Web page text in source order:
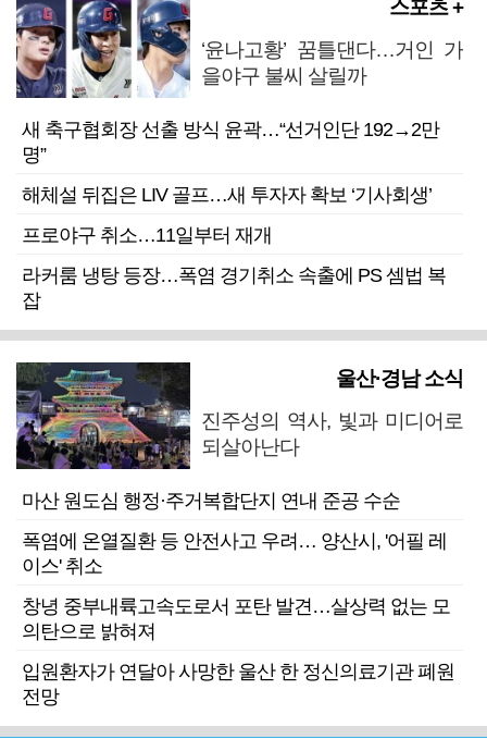
스포츠 +
‘윤나고황’ 꿈틀댄다…거인 가
을야구 불씨 살릴까
새 축구협회장 선출 방식 윤곽…“선거인단 192→2만
명”
해체설 뒤집은 LIV 골프…새 투자자 확보 ‘기사회생’
프로야구 취소…11일부터 재개
라커룸 냉탕 등장…폭염 경기취소 속출에 PS 셈법 복
잡
울산·경남 소식
진주성의 역사, 빛과 미디어로
되살아난다
마산 원도심 행정·주거복합단지 연내 준공 수순
폭염에 온열질환 등 안전사고 우려… 양산시, '어필 레
이스' 취소
창녕 중부내륙고속도로서 포탄 발견…살상력 없는 모
의탄으로 밝혀져
입원환자가 연달아 사망한 울산 한 정신의료기관 폐원
전망